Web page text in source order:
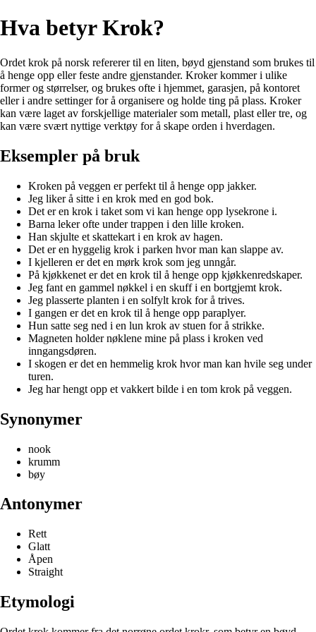
Hva betyr Krok?
Ordet krok på norsk refererer til en liten, bøyd gjenstand som brukes til
å henge opp eller feste andre gjenstander. Kroker kommer i ulike
former og størrelser, og brukes ofte i hjemmet, garasjen, på kontoret
eller i andre settinger for å organisere og holde ting på plass. Kroker
kan være laget av forskjellige materialer som metall, plast eller tre, og
kan være svært nyttige verktøy for å skape orden i hverdagen.
Eksempler på bruk
Kroken på veggen er perfekt til å henge opp jakker.
Jeg liker å sitte i en krok med en god bok.
Det er en krok i taket som vi kan henge opp lysekrone i.
Barna leker ofte under trappen i den lille kroken.
Han skjulte et skattekart i en krok av hagen.
Det er en hyggelig krok i parken hvor man kan slappe av.
I kjelleren er det en mørk krok som jeg unngår.
På kjøkkenet er det en krok til å henge opp kjøkkenredskaper.
Jeg fant en gammel nøkkel i en skuff i en bortgjemt krok.
Jeg plasserte planten i en solfylt krok for å trives.
I gangen er det en krok til å henge opp paraplyer.
Hun satte seg ned i en lun krok av stuen for å strikke.
Magneten holder nøklene mine på plass i kroken ved
inngangsdøren.
I skogen er det en hemmelig krok hvor man kan hvile seg under
turen.
Jeg har hengt opp et vakkert bilde i en tom krok på veggen.
Synonymer
nook
krumm
bøy
Antonymer
Rett
Glatt
Åpen
Straight
Etymologi